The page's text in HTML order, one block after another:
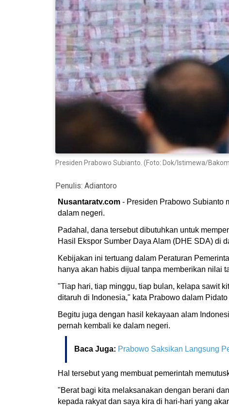
Presiden Prabowo Subianto. (Foto: Dok/Istimewa/
Penulis: Adiantoro
Nusantaratv.com - Presiden Prabowo Subianto
dalam negeri.
Padahal, dana tersebut dibutuhkan untuk
Hasil Ekspor Sumber Daya Alam (DHE SDA) di
Kebijakan ini tertuang dalam Peraturan
hanya akan habis dijual tanpa memberikan nilai
"Tiap hari, tiap minggu, tiap bulan, kelapa sawit
ditaruh di Indonesia," kata Prabowo dalam
Begitu juga dengan hasil kekayaan alam
pernah kembali ke dalam negeri.
Baca Juga: Prabowo Saksikan Langsung
Hal tersebut yang membuat pemerintah
"Berat bagi kita melaksanakan dengan berani
kepada rakyat dan saya kira di hari-hari yang